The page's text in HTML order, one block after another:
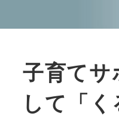
子育てサ
して「く